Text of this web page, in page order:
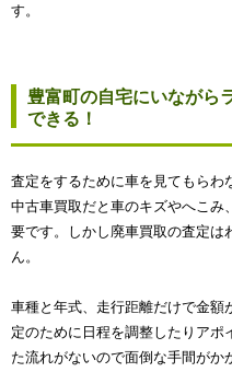
す。
豊富町の自宅にいながら
できる！
査定をするために車を見てもら
中古車買取だと車のキズやへこみ
要です。しかし廃車買取の査定は
ん。
車種と年式、走行距離だけで金額
定のために日程を調整したりアポ
た流れがないので面倒な手間がか